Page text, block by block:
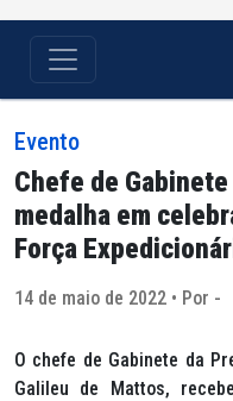
Evento
Chefe de
medalha em
Força
14 de maio de 2022 • Por -
O chefe de Gabinete da
Galileu de Mattos,